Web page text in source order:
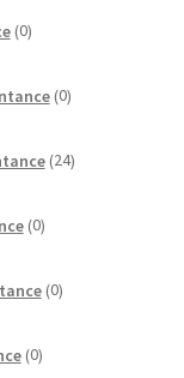
0izdelkov
0izdelkov
24izdelkov
0izdelkov
0izdelkov
0izdelkov